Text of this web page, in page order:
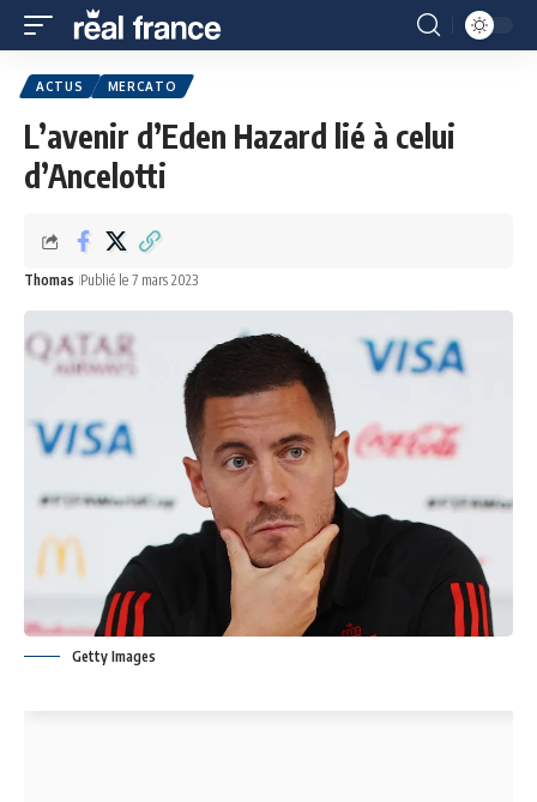
ACTUS MERCATO
L’avenir d’Eden Hazard lié à celui
d’Ancelotti
Thomas Publié le 7 mars 2023
Getty Images